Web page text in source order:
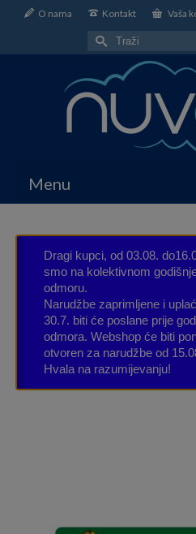
O nama Kontakt Vaša
Search
for:
Menu
Dragi kupci, od 03.08.
smo na kolektivnom
odmoru.
Narudžbe zaprimljene i
30.7. biti će poslane prije
odmora. Webshop će biti
otvoren za narudžbe od
Hvala na razumijevanju!